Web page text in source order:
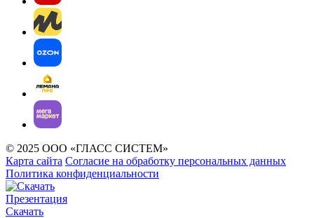
© 2025 ООО «ГЛАСС СИСТЕМ»
Карта сайта Согласие на обработку персональных данных
Политика конфиденциальности
Презентация
Скачать